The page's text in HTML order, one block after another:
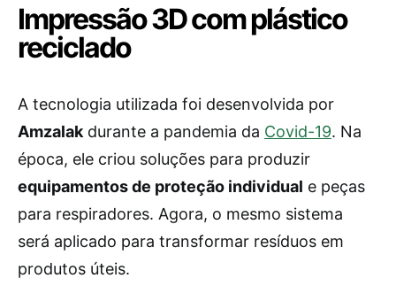
Impressão 3D com plástico
reciclado
A tecnologia utilizada foi desenvolvida por
Amzalak durante a pandemia da Covid-19. Na
época, ele criou soluções para produzir
equipamentos de proteção individual e peças
para respiradores. Agora, o mesmo sistema
será aplicado para transformar resíduos em
produtos úteis.